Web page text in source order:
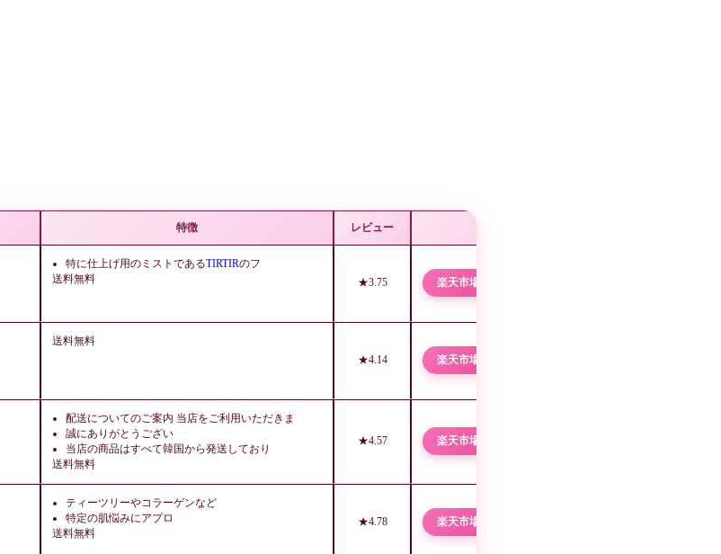
特徴 レビュー
特に仕上げ用のミストであるTIRTIRのフ
送料無料
★3.75 楽天市場 →
送料無料
★4.14
楽天市場 →
配送についてのご案内 当店をご利用いただきま
誠にありがとうござい
当店の商品はすべて韓国から発送しており
送料無料
★4.57 楽天市場 →
ティーツリーやコラーゲンなど
特定の肌悩みにアプロ
送料無料
★4.78 楽天市場 →